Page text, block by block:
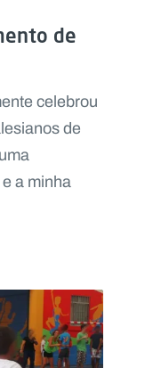
de
celebrou
de
a minha